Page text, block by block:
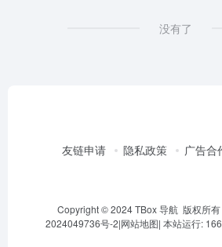
没有了
友链申请 隐私政策 广告合
Copyright © 2024 TBox 导航 版权所有
2024049736号-2|网站地图| 本站运行: